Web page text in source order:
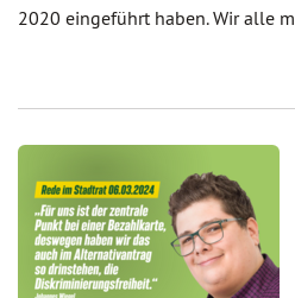
2020 eingeführt haben. Wir alle